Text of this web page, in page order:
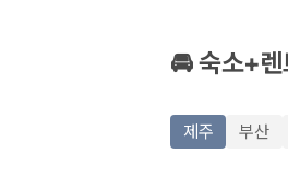
🚘 숙소+
제주 부산